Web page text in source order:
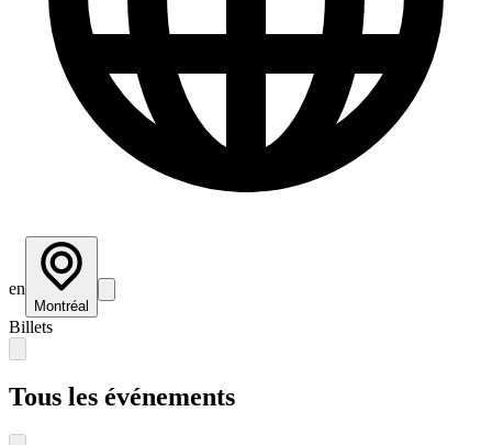
en
Montréal
Billets
Tous les événements